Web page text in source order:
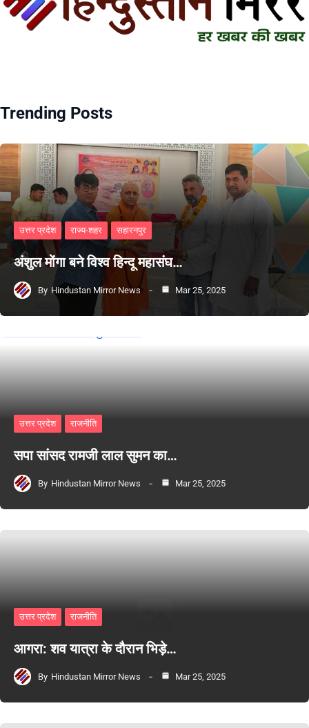
Trending Posts
उत्तर प्रदेश राज्य-शहर सहारनपुर
अंशुल मोंगा बने विश्व हिन्दू महासंघ…
By Hindustan Mirror News Mar 25, 2025
उत्तर प्रदेश राजनीति
सपा सांसद रामजी लाल सुमन का…
By Hindustan Mirror News Mar 25, 2025
उत्तर प्रदेश राजनीति
आगरा: शव यात्रा के दौरान भिड़े…
By Hindustan Mirror News Mar 25, 2025